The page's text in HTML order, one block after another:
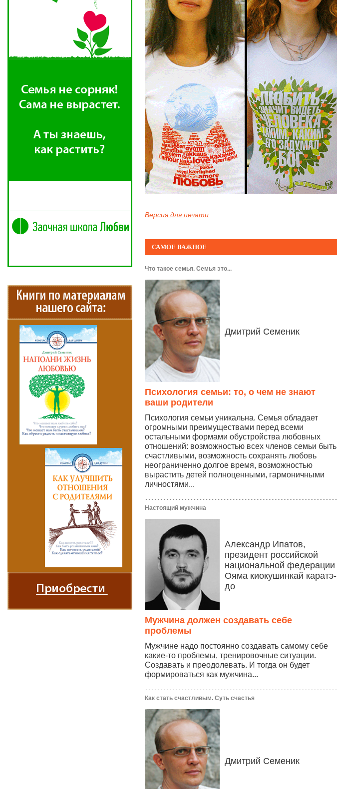
Версия для печати
САМОЕ ВАЖНОЕ
Что такое семья. Семья это...
Дмитрий Семеник
Психология семьи: то, о чем не знают
ваши родители
Психология семьи уникальна. Семья обладает
огромными преимуществами перед всеми
остальными формами обустройства любовных
отношений: возможностью всех членов семьи быть
счастливыми, возможность сохранять любовь
неограниченно долгое время, возможностью
вырастить детей полноценными, гармоничными
личностями...
Настоящий мужчина
Александр Ипатов,
президент российской
национальной федерации
Ояма киокушинкай каратэ-
до
Мужчина должен создавать себе
проблемы
Мужчине надо постоянно создавать самому себе
какие-то проблемы, тренировочные ситуации.
Создавать и преодолевать. И тогда он будет
формироваться как мужчина...
Как стать счастливым. Суть счастья
Дмитрий Семеник